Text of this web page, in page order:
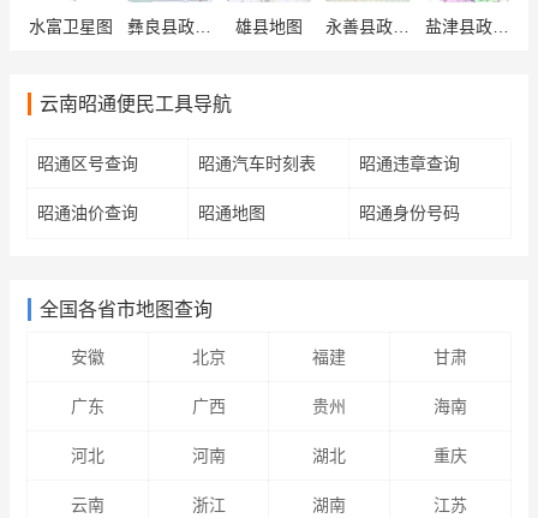
水富卫星图 雄县地图 盐津县政区图
云南昭通便民工具导航
昭通区号查询 昭通汽车时刻表 昭通违章查询
昭通油价查询 昭通地图 昭通身份号码
全国各省市地图查询
安徽 北京 福建 甘肃
广东 广西 贵州 海南
河北 河南 湖北 重庆
云南 浙江 湖南 江苏